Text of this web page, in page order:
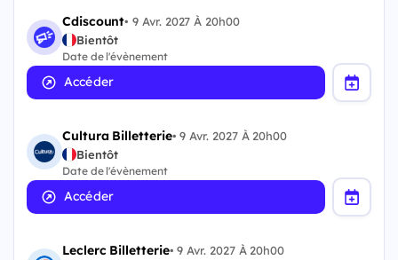
Cdiscount•9 Avr. 2027 À 20h00
Bientôt
Date de l'évènement
Accéder
Cultura Billetterie•9 Avr. 2027 À 20h00
Bientôt
Date de l'évènement
Accéder
Leclerc Billetterie•9 Avr. 2027 À 20h00